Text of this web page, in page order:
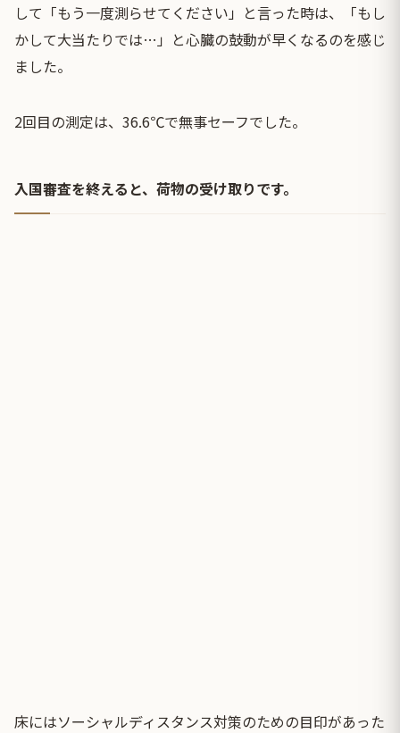
して「もう一度測らせてください」と言った時は、「もし
かして大当たりでは…」と心臓の鼓動が早くなるのを感じ
ました。
2回目の測定は、36.6℃で無事セーフでした。
入国審査を終えると、荷物の受け取りです。
床にはソーシャルディスタンス対策のための目印があった